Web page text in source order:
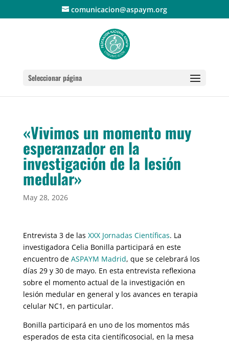
comunicacion@aspaym.org
Seleccionar página
«Vivimos un momento muy
esperanzador en la
investigación de la lesión
medular»
May 28, 2026
Entrevista 3 de las XXX Jornadas Científicas. La
investigadora Celia Bonilla participará en este
encuentro de ASPAYM Madrid, que se celebrará los
días 29 y 30 de mayo. En esta entrevista reflexiona
sobre el momento actual de la investigación en
lesión medular en general y los avances en terapia
celular NC1, en particular.
Bonilla participará en uno de los momentos más
esperados de esta cita científicosocial, en la mesa